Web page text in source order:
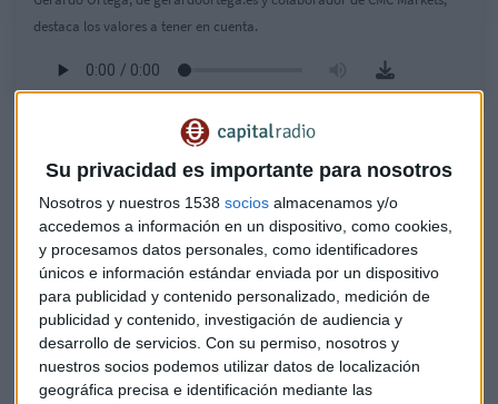
Su privacidad es importante para nosotros
Nosotros y nuestros 1538 socios almacenamos y/o
accedemos a información en un dispositivo, como cookies,
y procesamos datos personales, como identificadores
únicos e información estándar enviada por un dispositivo
para publicidad y contenido personalizado, medición de
publicidad y contenido, investigación de audiencia y
desarrollo de servicios. Con su permiso, nosotros y
nuestros socios podemos utilizar datos de localización
geográfica precisa e identificación mediante las
destaca los valores a tener en cuenta.
Entre los principales protagonistas del selectivo español
encontramos encabezando las subidas a
anota un 4,17%. Le sigue Fluidracon un positivo del 3,35% y
Arcelor Mittal gana un 2,74%. Del lado contrario
encontramos a IAG, que cae un 2,68% y aAena, que
desciende un 1,56%. Acciona Energía pierde un 0,21%.
El sector bancario bajo lupa
"A mí no me atraen ahora en exceso, al margen de que
ahora estén recuperando posiciones", concreta Ortega.